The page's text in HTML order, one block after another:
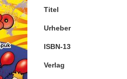
Titel
Urheber
ISBN-13
Verlag